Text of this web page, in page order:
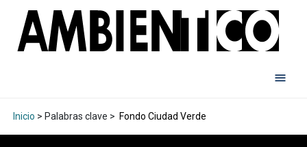
Inicio > Palabras clave > Fondo Ciudad Verde